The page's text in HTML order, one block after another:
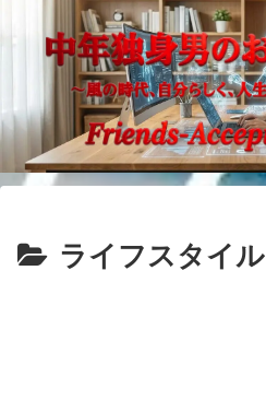
ライフスタイル